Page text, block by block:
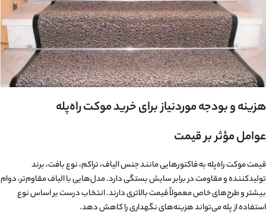
هزینه و بودجه موردنیاز برای خرید موکت راه‌پله
عوامل مؤثر بر قیمت
قیمت موکت راه‌پله به فاکتورهایی مانند جنس الیاف، تراکم، نوع بافت، برند
تولیدکننده و مقاومت در برابر سایش بستگی دارد. مدل‌هایی با الیاف مقاوم‌تر، دوام
بیشتر و طرح‌های خاص معمولاً قیمت بالاتری دارند. انتخاب درست بر اساس نوع
استفاده از پله می‌تواند هزینه‌های نگهداری را کاهش دهد.